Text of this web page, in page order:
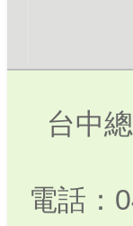
台中
電話：